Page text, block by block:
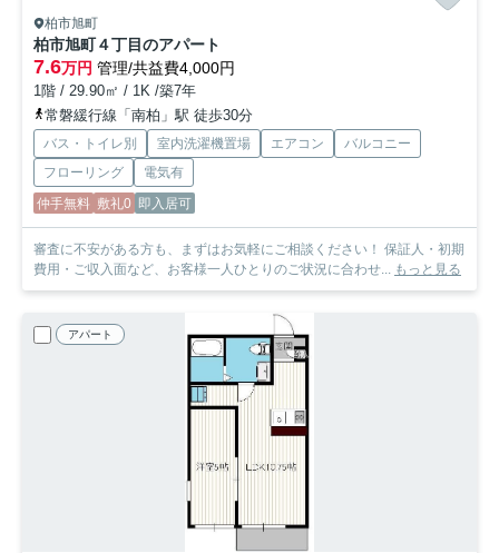
柏市旭町
柏市旭町４丁目のアパート
7.6万円 管理/共益費4,000円
1階 / 29.90㎡ / 1K /築7年
常磐緩行線「南柏」駅 徒歩30分
バス・トイレ別 室内洗濯機置場 エアコン
バルコニー
フローリング
電気有
仲手無料 敷礼0 即入居可
審査に不安がある方も、まずはお気軽にご相談ください！ 保証人・初期
費用・ご収入面など、お客様一人ひとりのご状況に合わせ... もっと見る
アパート